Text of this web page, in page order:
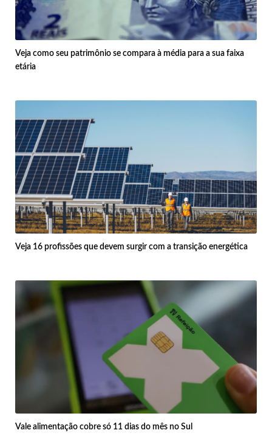
Veja como seu patrimônio se compara à média para a sua faixa
etária
Veja 16 profissões que devem surgir com a transição energética
Vale alimentação cobre só 11 dias do mês no Sul